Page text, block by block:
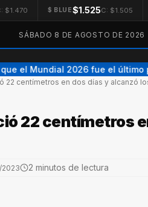
$1.470 $ BLUE$1.525C: $1.505
SÁBADO 8 DE AGOSTO DE 2026
el Mundial 2026 fue el último
22 centímetros en dos días y alcanzó
22 centímetros
2 minutos de lectura